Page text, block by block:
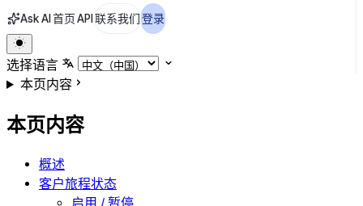
Ask AI 首页API 联系我们 登录
选择语言
本页内容
本页内容
概述
客户旅程状态